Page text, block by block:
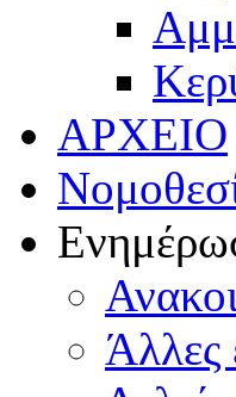
ΑΡΧΕΙΟ
Άλλες